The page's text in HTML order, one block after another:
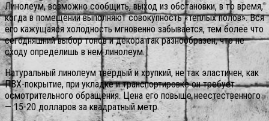
Линолеум, возможно сообщить, выход из обстановки, в то время,
когда в помещении выполняют совокупность «теплых полов». Вся
его кажущаяся холодность мгновенно забывается, тем более что
сегодняшний выбор тонов и декора так разнообразен, что не
сходу определишь в нем линолеум.
Натуральный линолеум твёрдый и хрупкий, не так эластичен, как
ПВХ-покрытие, при укладке и транспортировке он требует
осмотрительного обращения. Цена его повыше неестественного
— 15-20 долларов за квадратный метр.